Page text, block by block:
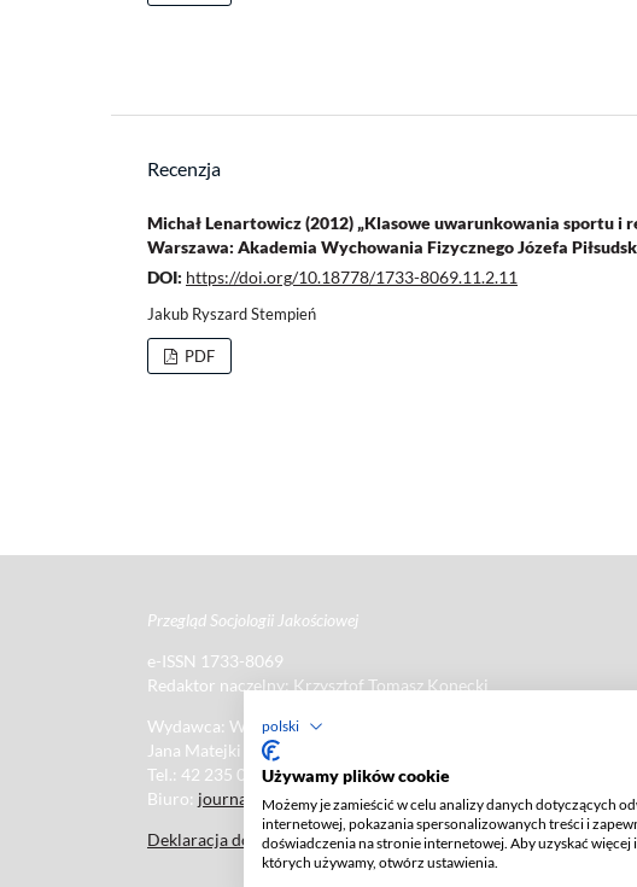
polski
Używamy plików cookie
Możemy je zamieścić w celu analizy danych dotyczących
internetowej, pokazania spersonalizowanych treści i
doświadczenia na stronie internetowej. Aby uzyskać
których używamy, otwórz ustawienia.
Recenzja
Michał Lenartowicz (2012) „Klasowe uwarunkowania sportu
Warszawa: Akademia Wychowania Fizycznego Józefa
DOI: https://doi.org/10.18778/1733-8069.11.2.11
Jakub Ryszard Stempień
PDF
Przegląd Socjologii Jakościowej
e-ISSN 1733-8069
Redaktor naczelny: Krzysztof Tomasz Konecki
Wydawca: Wydawnictwo Uniwersytetu Łódzkiego (
Jana Matejki St., no 34A, 90-237 Łódź, Poland
Tel.: 42 235 01 65, fax: 42 66 55 86
Biuro: journals@uni.lodz.pl
Deklaracja dostępności